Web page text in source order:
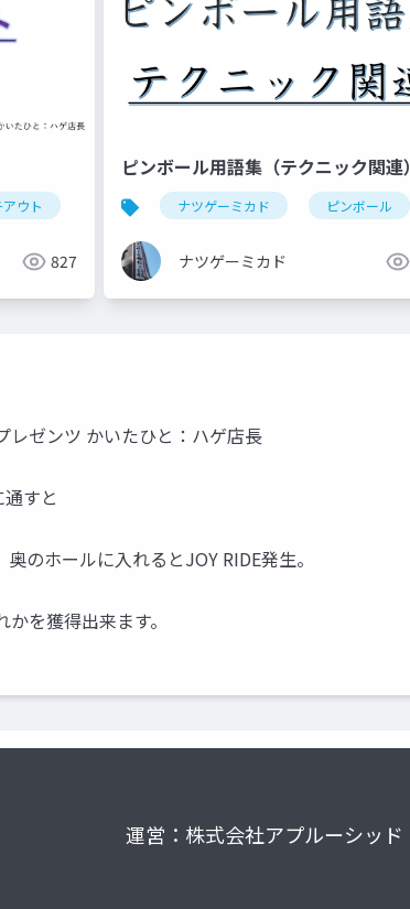
ウト
827
ピンボール用語集（テクニック関連）
ナツゲーミカド ピンボール
ナツゲーミカド
レゼンツ かいたひと：ハゲ店長
すと
奥のホールに入れるとJOY RIDE発生。
を獲得出来ます。
運営：株式会社アプルーシッド